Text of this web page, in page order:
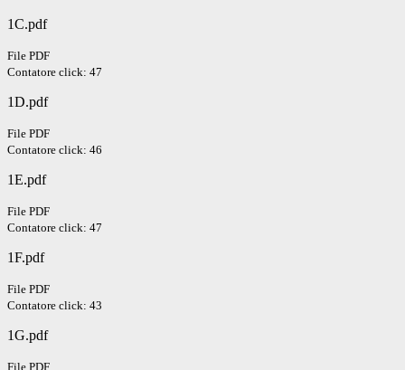
1C.pdf
File PDF
Contatore click: 47
1D.pdf
File PDF
Contatore click: 46
1E.pdf
File PDF
Contatore click: 47
1F.pdf
File PDF
Contatore click: 43
1G.pdf
File PDF